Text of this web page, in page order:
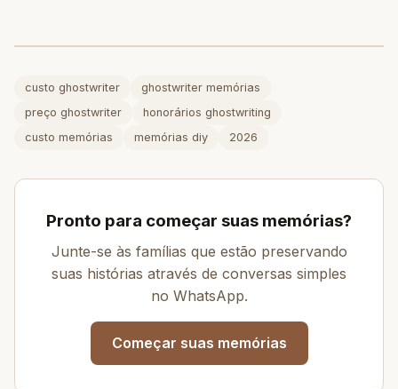
custo ghostwriter
ghostwriter memórias
preço ghostwriter
honorários ghostwriting
custo memórias
memórias diy 2026
Pronto para começar suas memórias?
Junte-se às famílias que estão preservando
suas histórias através de conversas simples
no WhatsApp.
Começar suas memórias